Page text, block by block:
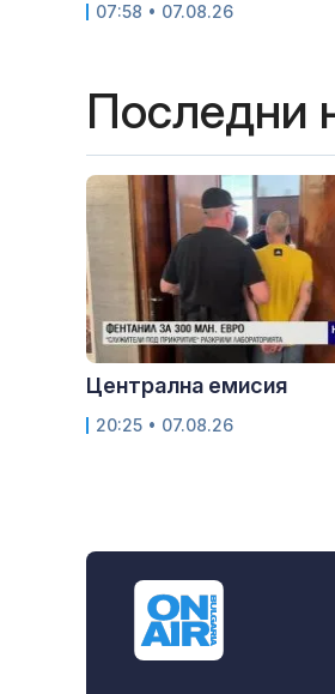
07:58 • 07.08.26
Последни
Централна емисия
20:25 • 07.08.26